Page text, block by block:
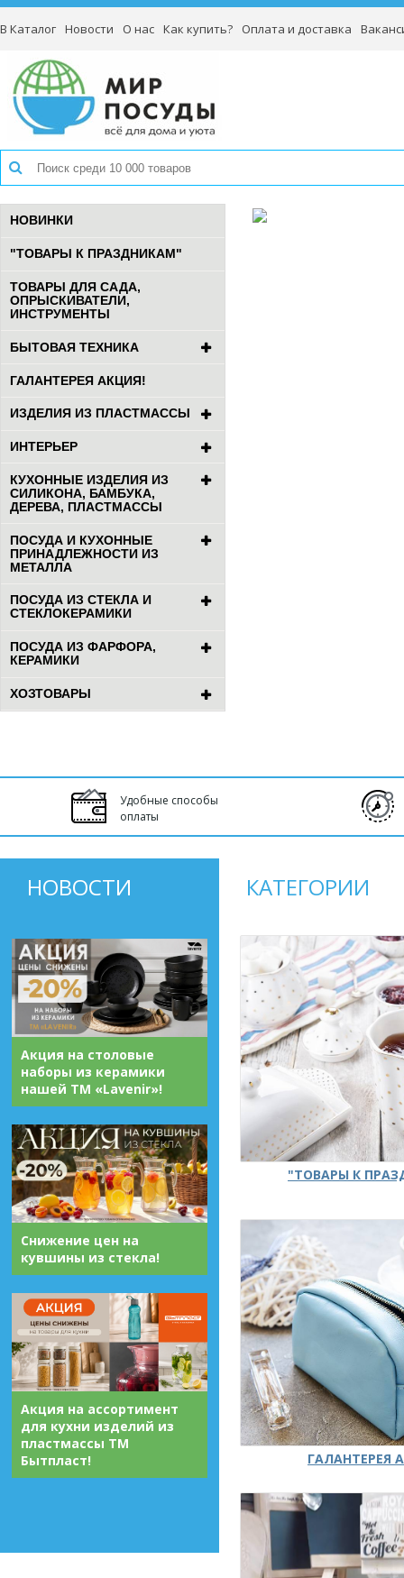
В Каталог Новости О нас Как купить? Оплата и доставка
НОВИНКИ
"ТОВАРЫ К ПРАЗДНИКАМ"
ТОВАРЫ ДЛЯ САДА,
ОПРЫСКИВАТЕЛИ,
ИНСТРУМЕНТЫ
БЫТОВАЯ ТЕХНИКА
ГАЛАНТЕРЕЯ АКЦИЯ!
ИЗДЕЛИЯ ИЗ ПЛАСТМАССЫ
ИНТЕРЬЕР
КУХОННЫЕ ИЗДЕЛИЯ ИЗ
СИЛИКОНА, БАМБУКА,
ДЕРЕВА, ПЛАСТМАССЫ
ПОСУДА И КУХОННЫЕ
ПРИНАДЛЕЖНОСТИ ИЗ
МЕТАЛЛА
ПОСУДА ИЗ СТЕКЛА И
СТЕКЛОКЕРАМИКИ
ПОСУДА ИЗ ФАРФОРА,
КЕРАМИКИ
ХОЗТОВАРЫ
Удобные способы
оплаты
НОВОСТИ
Акция на столовые
наборы из керамики
нашей ТМ «Lavenir»!
Снижение цен на
кувшины из стекла!
Акция на ассортимент
для кухни изделий из
пластмассы ТМ
Бытпласт!
КАТЕГОРИИ
"ТОВАРЫ К
ГАЛАНТЕРЕЯ